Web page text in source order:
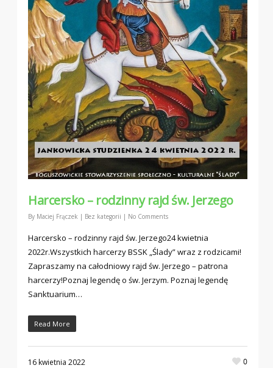
Harcersko – rodzinny rajd św. Jerzego
By Maciej Frączek | Bez kategorii | No Comments
Harcersko – rodzinny rajd św. Jerzego24 kwietnia
2022r.Wszystkich harcerzy BSSK „Ślady” wraz z rodzicami!
Zapraszamy na całodniowy rajd św. Jerzego – patrona
harcerzy!Poznaj legendę o św. Jerzym. Poznaj legendę
Sanktuarium…
Read More
16 kwietnia 2022 0